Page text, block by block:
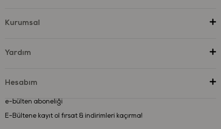
Kurumsal
Yardım
Hesabım
e-bülten aboneliği
E-Bültene kayıt ol fırsat & indirimleri kaçırma!